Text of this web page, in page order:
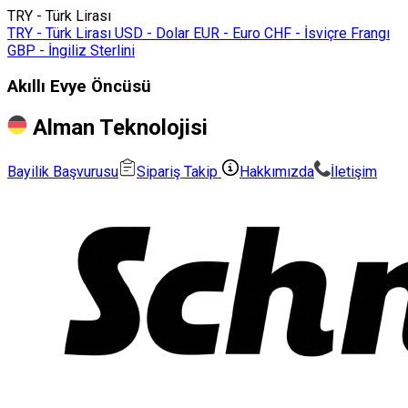
TRY - Türk Lirası
TRY - Türk Lirası USD - Dolar EUR - Euro CHF - İsviçre Frangı
GBP - İngiliz Sterlini
Akıllı Evye Öncüsü
Alman Teknolojisi
Bayilik Başvurusu Sipariş Takip Hakkımızda İletişim